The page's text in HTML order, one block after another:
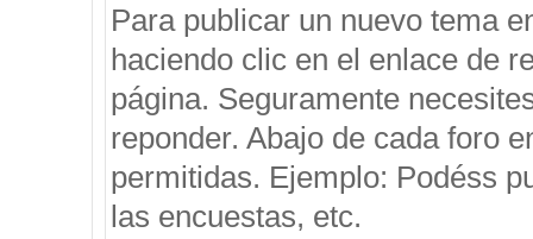
Para publicar un nuevo tema
haciendo clic en el enlace de
página. Seguramente
reponder. Abajo de cada foro
permitidas. Ejemplo: Podéss
las encuestas, etc.